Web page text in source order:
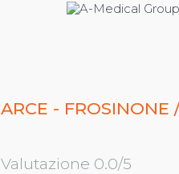
ARCE - FROSINONE
Valutazione 0.0/5